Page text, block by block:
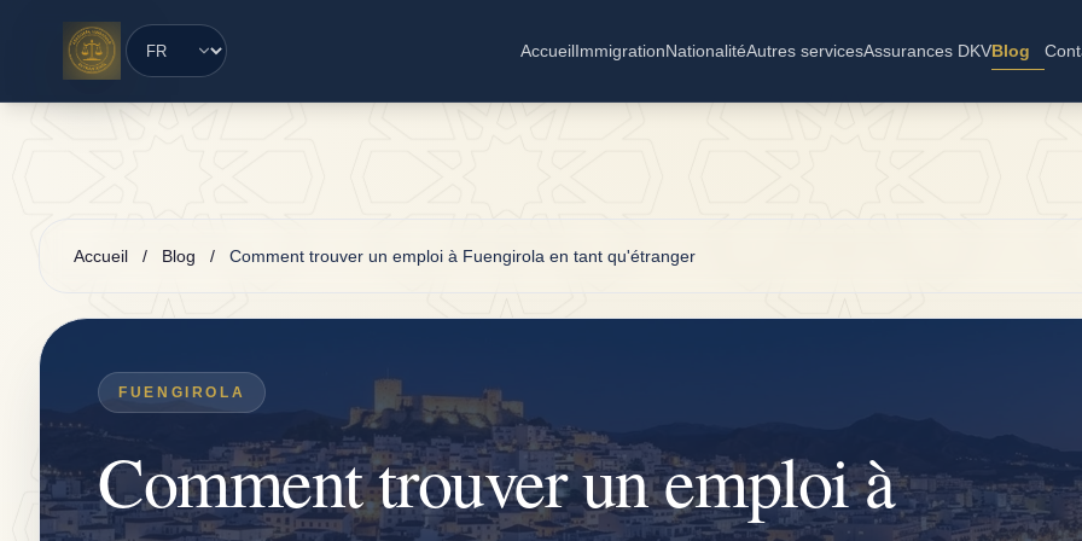
AccueilImmigrationNationalitéAutres servicesAssurances DKVBlog
Accueil / Blog / Comment trouver un emploi à Fuengirola en tant qu'étranger
FUENGIROLA
Comment trouver un emploi à